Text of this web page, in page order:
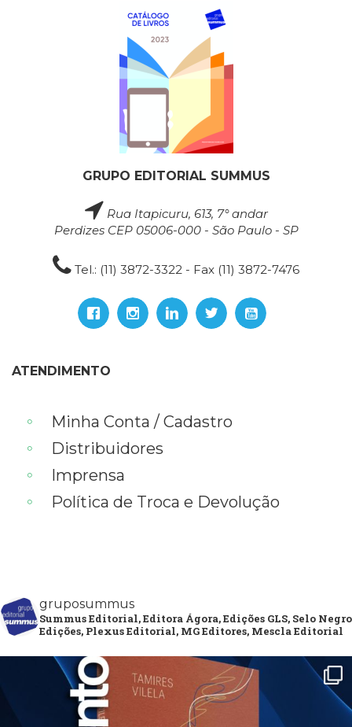
GRUPO EDITORIAL SUMMUS
Rua Itapicuru, 613, 7° andar
Perdizes CEP 05006-000 - São Paulo - SP
Tel.: (11) 3872-3322 - Fax (11) 3872-7476
ATENDIMENTO
Minha Conta / Cadastro
Distribuidores
Imprensa
Política de Troca e Devolução
gruposummus
Summus Editorial, Editora Ágora, Edições GLS, Selo Negro
Edições, Plexus Editorial, MG Editores, Mescla Editorial